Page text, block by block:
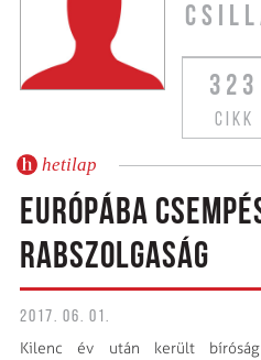
323
CIKK
hetilap
EURÓPÁBA
RABSZOLGASÁG
2017. 06. 01.
Kilenc év után került